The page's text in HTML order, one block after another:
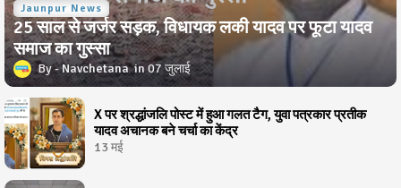
Jaunpur News
25 साल से जर्जर सड़क, विधायक लकी यादव पर फूटा यादव
समाज का गुस्सा
Navchetana 07 जुलाई
X पर श्रद्धांजलि पोस्ट में हुआ गलत टैग, युवा पत्रकार प्रतीक
यादव अचानक बने चर्चा का केंद्र
13 मई